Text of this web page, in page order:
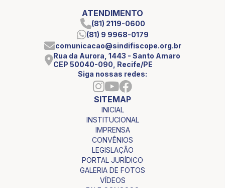
ATENDIMENTO
(81) 2119-0600
(81) 9 9968-0179
comunicacao@sindifiscope.org.br
Rua da Aurora, 1443 - Santo Amaro
CEP 50040-090, Recife/PE
Siga nossas redes:
SITEMAP
INICIAL
INSTITUCIONAL
IMPRENSA
CONVÊNIOS
LEGISLAÇÃO
PORTAL JURÍDICO
GALERIA DE FOTOS
VÍDEOS